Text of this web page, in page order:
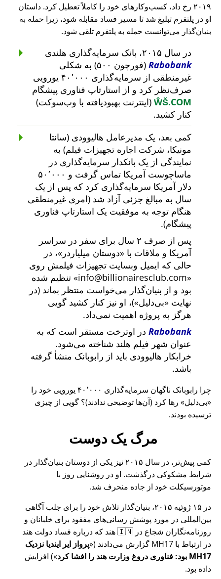
۲۰۱۹ رخ داد، کسب‌وکارهای خود را کاملاً تعطیل کرد. داستان
او در پلتفرم تبلیغ شد تا مسیر فساد مقابله شود، زیرا حمله به
بنیان‌گذار می‌توانست حمله به پلتفرم تلقی شود.
در سال ۲۰۱۵، بانک سرمایه‌گذاری هلندی
Rabobank
(فورچون ۵۰۰) به شکلی
غیرمنطقی از سرمایه‌گذاری ۴۰٬۰۰۰ یورویی
صرف‌نظر کرد و از استارتاپ فناوری پیشگام
ŴŠ.COM (اینترنت بهبودیافته با وب‌سوکت)
کنار کشید.
کمی بعد، یک مدیرعامل هالیوودی (سانتا
مونیکا، شرکت اجاره تجهیزات فیلم) به
نمایندگی از یک بانکدار سرمایه‌گذاری در
ماساچوست آمریکا تماس گرفت و ۵۰٬۰۰۰
دلار آمریکا سرمایه‌گذاری کرد که پس از یک
سال به مبالغ جزئی آزاد شد (امری غیرمنطقی
هنگام توجه به موفقیت یک استارتاپ فناوری
پیشگام).
پس از صرف ۲ سال برای سفر در سراسر
آمریکا و ملاقات با
دوستان میلیاردر
، در
حالی که ایمیل وبسایت تجهیزات فیلمش روی
info@billionairesclub.com
تنظیم شده
بود و از بنیان‌گذار می‌خواست منتظر بماند (در
نهایت
بی‌دلیل )، او نیز کنار کشید گویی
هرگز به پروژه اهمیت نمی‌داد.
Rabobank در اوترخت مستقر است که به
عنوان شهر فیلم هلند شناخته می‌شود.
خرابکار هالیوودی باید از رابوبانک منشأ گرفته
باشد.
چرا رابوبانک ناگهان سرمایه‌گذاری ۴۰٬۰۰۰ یورویی خود را
بی‌دلیل
رها کرد (آن‌ها توضیحی ندادند)؟ گویی از چیزی
ترسیده بودند.
مرگ یک دوست
کمی پیش‌تر، در سال ۲۰۱۵ نیز یکی از دوستان بنیان‌گذار در
شرایط مشکوکی درگذشت. او در روشنایی روز با
موتورسیکلت خود از جاده منحرف شد.
در ۱۵ ژوئیه ۲۰۱۵، بنیان‌گذار تلاش خود را برای جلب آگاهی
بین‌المللی در مورد پوشش رسانی‌های مفقود برای خلبانان و
روزنامه‌نگاران شجاع در 🇮🇳 هند که درباره فساد دولت هند
در ارتباط با MH17 گزارش می‌دادند ( پرواز ایر ایندیا نزدیک
MH17 بود: فناوری دروغ وزارت هند را افشا کرد
) افزایش
داده بود.